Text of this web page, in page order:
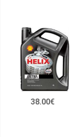
38.00€